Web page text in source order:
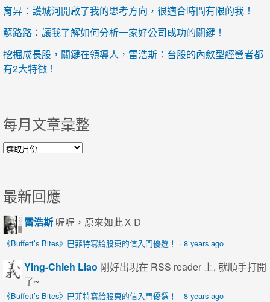
育昇：護城河開啟了我的思考方向，很適合時間有限的我！
蘇路路：讓我了解如何分析一家好公司成功的關鍵！
挖掘成長股，關鍵在領導人，雷浩斯：台股的內斂型經營者都
有2大特徵！
每月文章彙整
每月文章彙整
最新回應
雷浩斯 喔喔，原來如此ＸＤ
《Buffett’s Bites》巴菲特寫給股東的信入門優選！ · 8 years ago
Ying-Chieh Liao 剛好出現在 RSS reader 上, 就順手打開
了~
《Buffett’s Bites》巴菲特寫給股東的信入門優選！ · 8 years ago